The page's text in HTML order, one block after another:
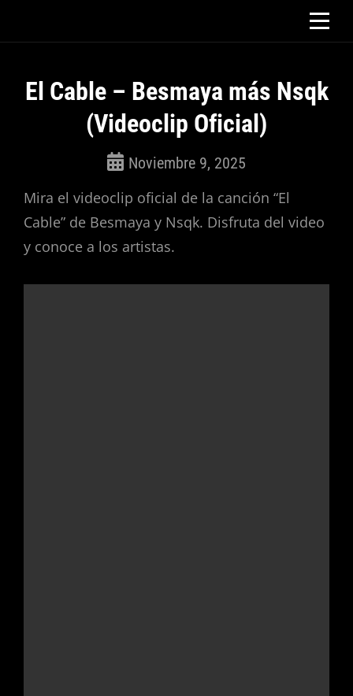
El Cable – Besmaya más Nsqk
(Videoclip Oficial)
(Isabella)
Noviembre 9, 2025
Mira el videoclip oficial de la canción “El
Cable” de Besmaya y Nsqk. Disfruta del video
y conoce a los artistas.